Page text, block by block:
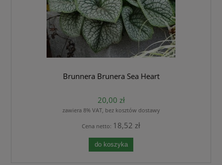
Brunnera Brunera Sea Heart
20,00 zł
zawiera 8% VAT, bez kosztów dostawy
Cena netto: 18,52 zł
do koszyka